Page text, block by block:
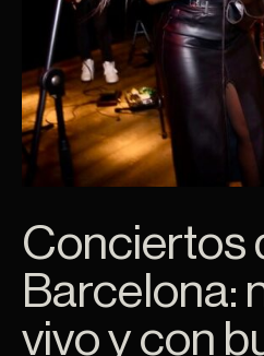
Conciertos
Barcelona:
vivo y con